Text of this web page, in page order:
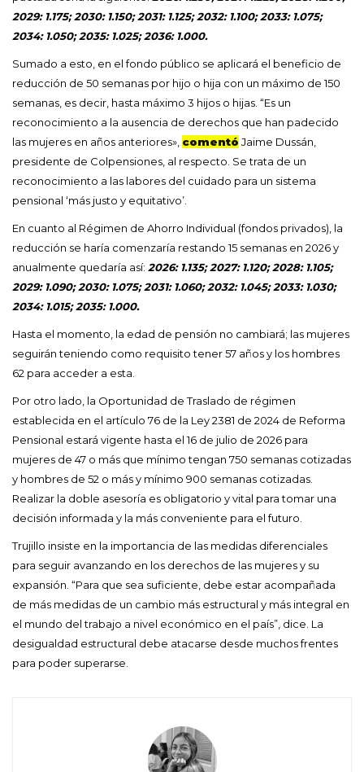
2029: 1.175; 2030: 1.150; 2031: 1.125; 2032: 1.100; 2033: 1.075;
2034: 1.050; 2035: 1.025; 2036: 1.000.
Sumado a esto, en el fondo público se aplicará el beneficio de
reducción de 50 semanas por hijo o hija con un máximo de 150
semanas, es decir, hasta máximo 3 hijos o hijas. “Es un
reconocimiento a la ausencia de derechos que han padecido
las mujeres en años anteriores», comentó Jaime Dussán,
presidente de Colpensiones, al respecto. Se trata de un
reconocimiento a las labores del cuidado para un sistema
pensional ‘más justo y equitativo’.
En cuanto al Régimen de Ahorro Individual (fondos privados), la
reducción se haría comenzaría restando 15 semanas en 2026 y
anualmente quedaría así: 2026: 1.135; 2027: 1.120; 2028: 1.105;
2029: 1.090; 2030: 1.075; 2031: 1.060; 2032: 1.045; 2033: 1.030;
2034: 1.015; 2035: 1.000.
Hasta el momento, la edad de pensión no cambiará; las mujeres
seguirán teniendo como requisito tener 57 años y los hombres
62 para acceder a esta.
Por otro lado, la Oportunidad de Traslado de régimen
establecida en el artículo 76 de la Ley 2381 de 2024 de Reforma
Pensional estará vigente hasta el 16 de julio de 2026 para
mujeres de 47 o más que mínimo tengan 750 semanas cotizadas
y hombres de 52 o más y mínimo 900 semanas cotizadas.
Realizar la doble asesoría es obligatorio y vital para tomar una
decisión informada y la más conveniente para el futuro.
Trujillo insiste en la importancia de las medidas diferenciales
para seguir avanzando en los derechos de las mujeres y su
expansión. “Para que sea suficiente, debe estar acompañada
de más medidas de un cambio más estructural y más integral en
el mundo del trabajo a nivel económico en el país”, dice. La
desigualdad estructural debe atacarse desde muchos frentes
para poder superarse.